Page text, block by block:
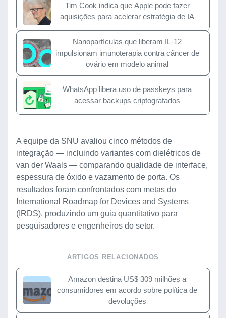
Tim Cook indica que Apple pode fazer
aquisições para acelerar estratégia de IA
Nanopartículas que liberam IL-12
impulsionam imunoterapia contra câncer de
ovário em modelo animal
WhatsApp libera uso de passkeys para
acessar backups criptografados
A equipe da SNU avaliou cinco métodos de
integração — incluindo variantes com dielétricos de
van der Waals — comparando qualidade de interface,
espessura de óxido e vazamento de porta. Os
resultados foram confrontados com metas do
International Roadmap for Devices and Systems
(IRDS), produzindo um guia quantitativo para
pesquisadores e engenheiros do setor.
ARTIGOS RELACIONADOS
Amazon destina US$ 309 milhões a
consumidores em acordo sobre política de
devoluções